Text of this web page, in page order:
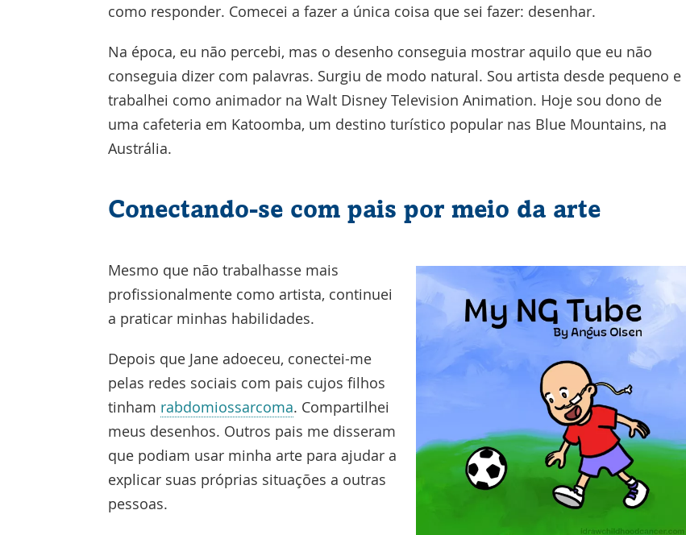
como responder. Comecei a fazer a única coisa que sei fazer: desenhar.
Na época, eu não percebi, mas o desenho conseguia mostrar aquilo que eu não
conseguia dizer com palavras. Surgiu de modo natural. Sou artista desde pequeno e
trabalhei como animador na Walt Disney Television Animation. Hoje sou dono de
uma cafeteria em Katoomba, um destino turístico popular nas Blue Mountains, na
Austrália.
Conectando-se com pais por meio da arte
Mesmo que não trabalhasse mais
profissionalmente como artista, continuei
a praticar minhas habilidades.
Depois que Jane adoeceu, conectei-me
pelas redes sociais com pais cujos filhos
tinham rabdomiossarcoma. Compartilhei
meus desenhos. Outros pais me disseram
que podiam usar minha arte para ajudar a
explicar suas próprias situações a outras
pessoas.